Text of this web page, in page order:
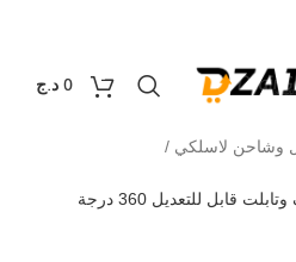
0
0 د.ج